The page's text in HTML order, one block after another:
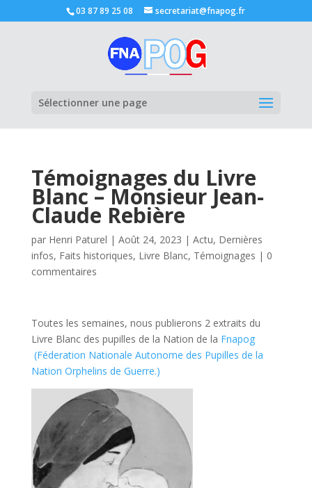
03 87 89 25 08 secretariat@fnapog.fr
Sélectionner une page
Témoignages du Livre
Blanc – Monsieur Jean-
Claude Rebière
par Henri Paturel | Août 24, 2023 | Actu, Dernières
infos, Faits historiques, Livre Blanc, Témoignages | 0
commentaires
Toutes les semaines, nous publierons 2 extraits du
Livre Blanc des pupilles de la Nation de la Fnapog
(Féderation Nationale Autonome des Pupilles de la
Nation Orphelins de Guerre.)